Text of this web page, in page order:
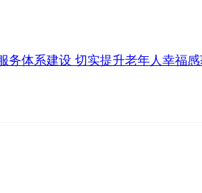
务体系建设 切实提升老年人幸福